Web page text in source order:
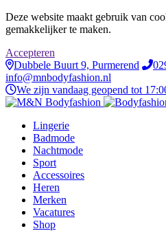
Deze website maakt gebruik van
gemakkelijker te maken.
Accepteren
Dubbele Buurt 9, Purmerend
info@mnbodyfashion.nl
We zijn vandaag geopend tot
Lingerie
Badmode
Nachtmode
Sport
Accessoires
Heren
Merken
Vacatures
Shop